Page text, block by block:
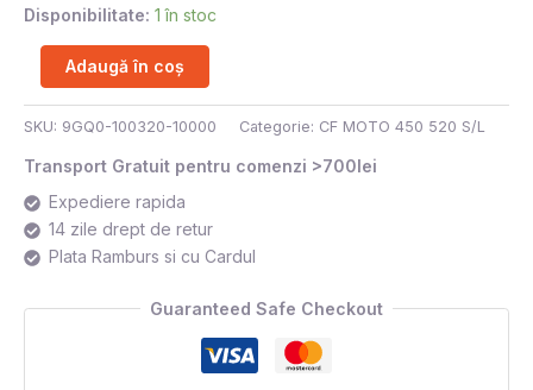
Disponibilitate: 1 în stoc
Adaugă în coș
SKU: 9GQ0-100320-10000 Categorie: CF MOTO 450 520 S/L
Transport Gratuit pentru comenzi >700lei
Expediere rapida
14 zile drept de retur
Plata Ramburs si cu Cardul
Guaranteed Safe Checkout